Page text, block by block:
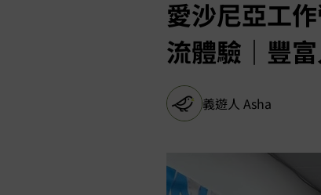
愛沙尼亞工
流體驗｜豐
義遊人 Asha